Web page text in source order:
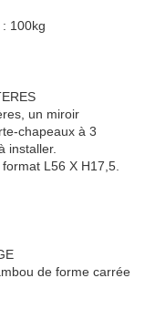
100kg
un miroir
chapeaux à 3
installer.
L56 X H17,5.
de forme carrée